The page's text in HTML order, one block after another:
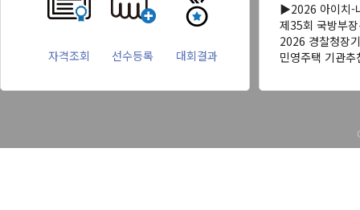
자격조회 선수등록 대회결과
▶2026 아이치-
제35회 국방부
2026 경찰청장
민영주택 기관